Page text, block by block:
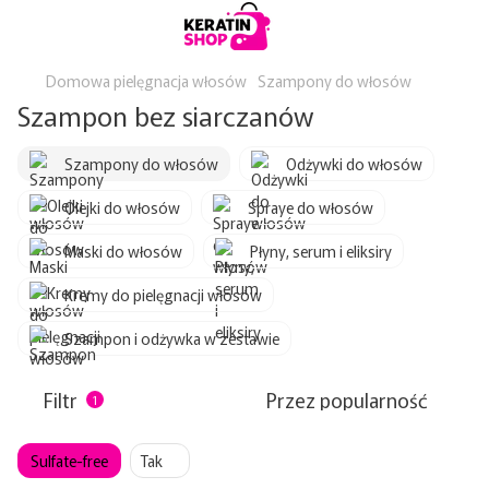
Domowa pielęgnacja włosów Szampony do włosów
Szampon bez siarczanów
Szampony do włosów
Odżywki do włosów
Olejki do włosów
Spraye do włosów
Maski do włosów
Płyny, serum i eliksiry
Kremy do pielęgnacji włosów
Szampon i odżywka w zestawie
Filtr 1 Przez popularność
Sulfate-free Tak